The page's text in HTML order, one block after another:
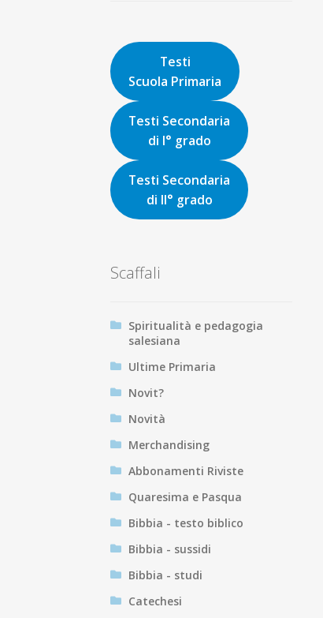
16,00€.15,20€.
Testi
Scuola Primaria
Testi Secondaria
di I° grado
Testi Secondaria
di II° grado
Scaffali
Spiritualità e pedagogia
salesiana
Ultime Primaria
Novit?
Novità
Merchandising
Abbonamenti Riviste
Quaresima e Pasqua
Bibbia - testo biblico
Bibbia - sussidi
Bibbia - studi
Catechesi